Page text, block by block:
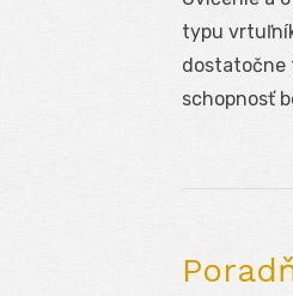
typu
dostatočne
schopnosť